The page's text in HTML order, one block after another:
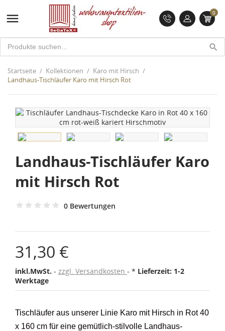
 0
search
Startseite Kollektionen
Karo mit Hirsch
Landhaus-Tischläufer Karo mit Hirsch Rot
Landhaus-Tischläufer Karo
mit Hirsch Rot
0 Bewertungen
31,30 €
inkl.MwSt. zzgl. Versandkosten * Lieferzeit: 1-2
Werktage
Tischläufer aus unserer Linie Karo mit Hirsch in Rot 40
x 160 cm für eine gemütlich-stilvolle Landhaus-